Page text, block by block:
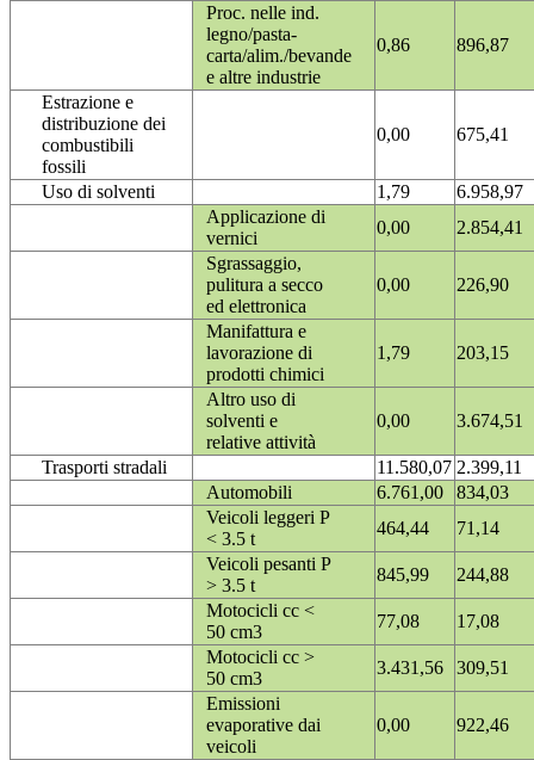
Proc. nelle ind.
legno/pasta-
carta/alim./bevande
e altre industrie
0,86 896,87
Estrazione e
distribuzione dei
combustibili
fossili
0,00 675,41
Uso di solventi 1,79
6.958,97
Applicazione di
vernici
0,00
2.854,41
Sgrassaggio,
pulitura a secco
ed elettronica
0,00 226,90
Manifattura e
lavorazione di
prodotti chimici
1,79 203,15
Altro uso di
solventi e
relative attività
0,00 3.674,51
Trasporti stradali 11.580,07 2.399,11
Automobili
6.761,00
834,03
Veicoli leggeri P
< 3.5 t
464,44
71,14
Veicoli pesanti P
> 3.5 t
845,99
244,88
Motocicli cc <
50 cm3
77,08
17,08
Motocicli cc >
50 cm3
3.431,56
309,51
Emissioni
evaporative dai
veicoli
0,00 922,46